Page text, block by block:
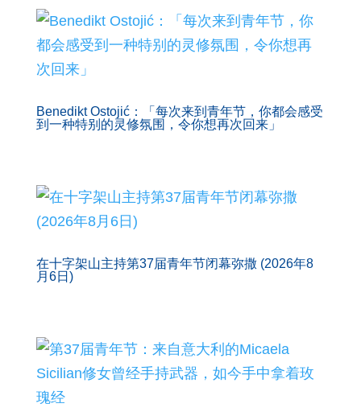
Benedikt Ostojić：「每次来到青年节，你都会感受
到一种特别的灵修氛围，令你想再次回来」
在十字架山主持第37届青年节闭幕弥撒 (2026年8
月6日)